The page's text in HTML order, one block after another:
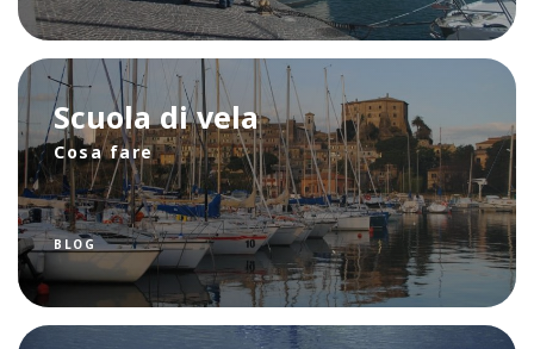
Scuola di vela
Cosa fare
BLOG